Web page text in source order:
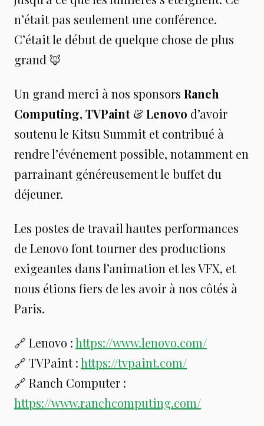
n’était pas seulement une conférence.
C’était le début de quelque chose de plus
grand 🦊
Un grand merci à nos sponsors Ranch
Computing, TVPaint & Lenovo d’avoir
soutenu le Kitsu Summit et contribué à
rendre l’événement possible, notamment en
parrainant généreusement le buffet du
déjeuner.
Les postes de travail hautes performances
de Lenovo font tourner des productions
exigeantes dans l’animation et les VFX, et
nous étions fiers de les avoir à nos côtés à
Paris.
🔗 Lenovo :https://www.lenovo.com/
🔗 TVPaint :https://tvpaint.com/
🔗 Ranch Computer :
https://www.ranchcomputing.com/